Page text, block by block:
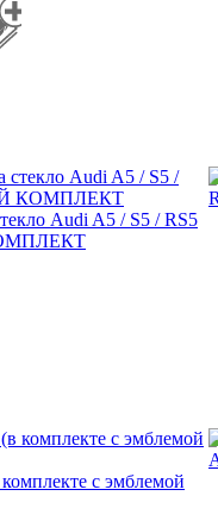
Audi A5 / S5 / RS5
с эмблемой